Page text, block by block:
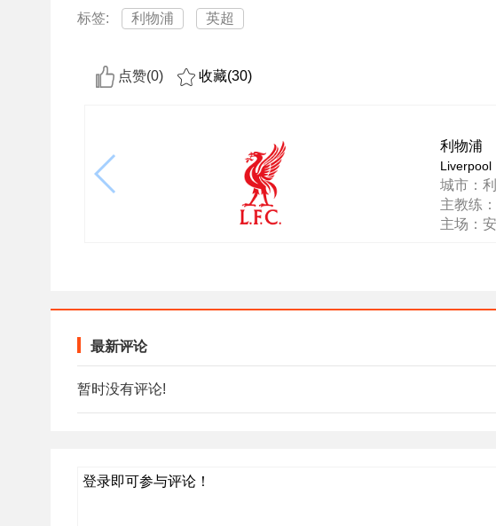
标签: 利物浦 英超
点赞(0) 收藏(30)
利物浦
Liverpool
城市：
主教练
主场：
最新评论
暂时没有评论!
登录即可参与评论！